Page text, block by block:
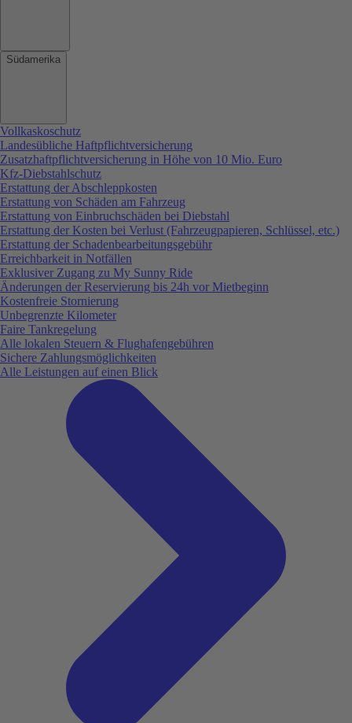
Südamerika
Vollkaskoschutz
Landesübliche Haftpflichtversicherung
Zusatzhaftpflichtversicherung in Höhe von 10 Mio. Euro
Kfz-Diebstahlschutz
Erstattung der Abschleppkosten
Erstattung von Schäden am Fahrzeug
Erstattung von Einbruchschäden bei Diebstahl
Erstattung der Kosten bei Verlust (Fahrzeugpapieren, Schlüssel, etc.)
Erstattung der Schadenbearbeitungsgebühr
Erreichbarkeit in Notfällen
Exklusiver Zugang zu My Sunny Ride
Änderungen der Reservierung bis 24h vor Mietbeginn
Kostenfreie Stornierung
Unbegrenzte Kilometer
Faire Tankregelung
Alle lokalen Steuern & Flughafengebühren
Sichere Zahlungsmöglichkeiten
Alle Leistungen auf einen Blick